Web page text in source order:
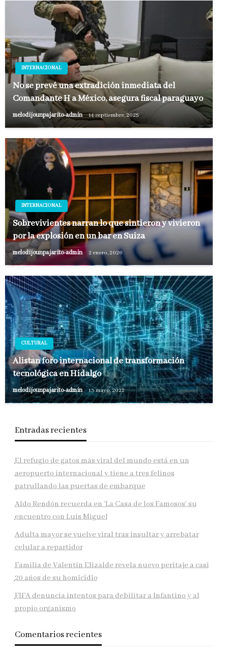
INTERNACIONAL
No se prevé una extradición inmediata del
Comandante H a México, asegura fiscal paraguayo
melodijounpajarito-admin 14 septiembre, 2025
INTERNACIONAL
Sobrevivientes narran lo que sintieron y vivieron
por la explosión en un bar en Suiza
melodijounpajarito-admin 2 enero, 2026
CULTURAL
Alistan foro internacional de transformación
tecnológica en Hidalgo
melodijounpajarito-admin 13 mayo, 2022
Entradas recientes
El refugio de gatos más viral del mundo está en un
aeropuerto internacional y tiene a tres felinos
patrullando las puertas de embarque
Aldo Rendón recuerda en ‘La Casa de los Famosos’ su
encuentro con Luis Miguel
Adulta mayor se vuelve viral tras insultar y arrebatar
celular a repartidor
Familia de Valentín Elizalde revela nuevo peritaje a casi
20 años de su homîcîdîo
FIFA denuncia intentos para debilitar a Infantino y al
propio organismo
Comentarios recientes